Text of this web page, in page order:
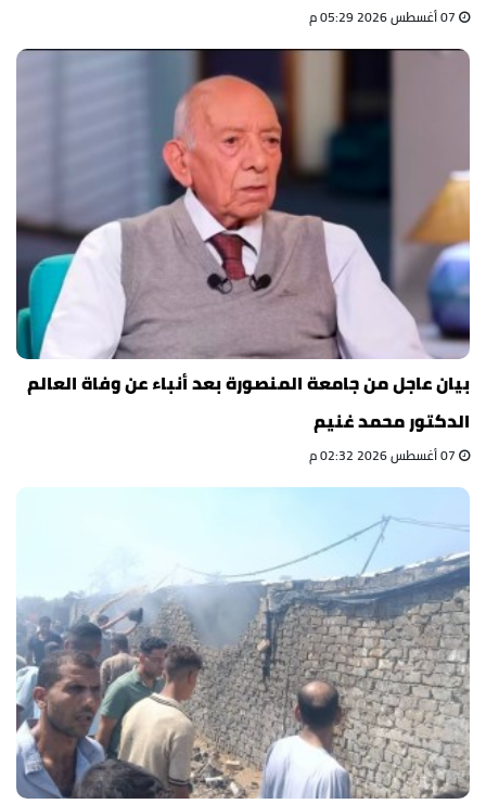
بيان عاجل من جامعة المنصورة بعد أنباء عن وفاة العالم
الدكتور محمد غنيم